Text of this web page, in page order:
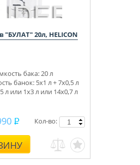
"БУЛАТ" 20л, HELICON
бака: 20 л
банок: 5х1 л + 7х0,5 л
л или 1х3 л или 14х0,7 л
Кол-во: